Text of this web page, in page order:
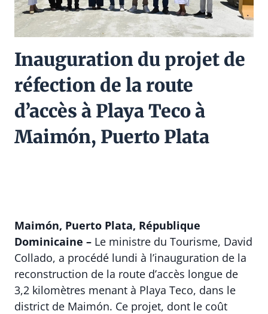
Inauguration du projet de
réfection de la route
d’accès à Playa Teco à
Maimón, Puerto Plata
Maimón, Puerto Plata, République
Dominicaine – Le ministre du Tourisme, David
Collado, a procédé lundi à l’inauguration de la
reconstruction de la route d’accès longue de
3,2 kilomètres menant à Playa Teco, dans le
district de Maimón. Ce projet, dont le coût